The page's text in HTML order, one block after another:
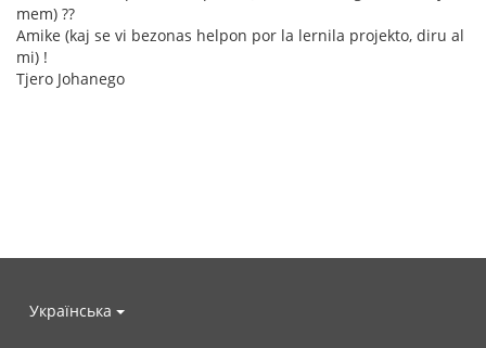
mem) ??
Amike (kaj se vi bezonas helpon por la lernila projekto, diru al
mi) !
Tjero Johanego
Українська